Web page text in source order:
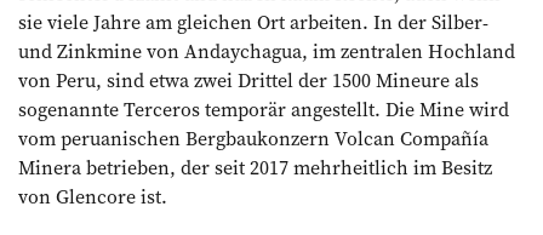
sie viele Jahre am gleichen Ort arbeiten. In der Silber-
und Zinkmine von Andaychagua, im zentralen Hochland
von Peru, sind etwa zwei Drittel der 1500 Mineure als
sogenannte Terceros temporär angestellt. Die Mine wird
vom peruanischen Bergbaukonzern Volcan Compañía
Minera betrieben, der seit 2017 mehrheitlich im Besitz
von Glencore ist.